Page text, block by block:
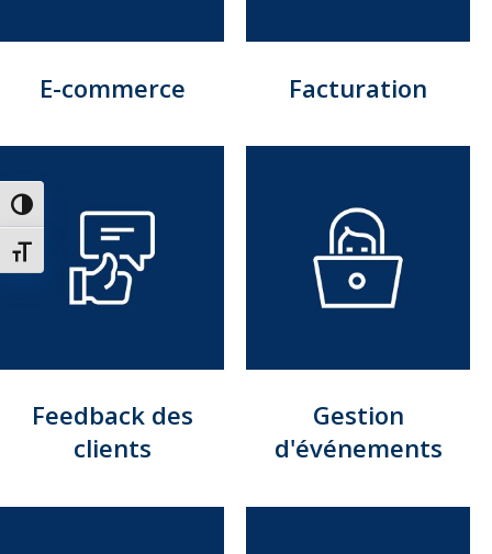
Passer en contraste élevé
Changer la taille de la police
E-commerce Facturation
Feedback des
clients
Gestion
d'événements